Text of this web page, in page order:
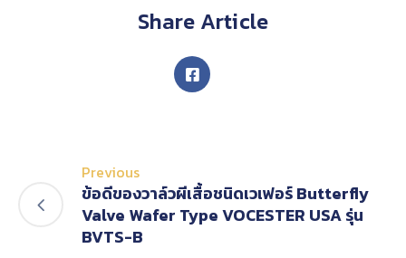
Share Article
Previous
ข้อดีของวาล์วผีเสื้อชนิดเวเฟอร์ Butterfly
Valve Wafer Type VOCESTER USA รุ่น
BVTS-B